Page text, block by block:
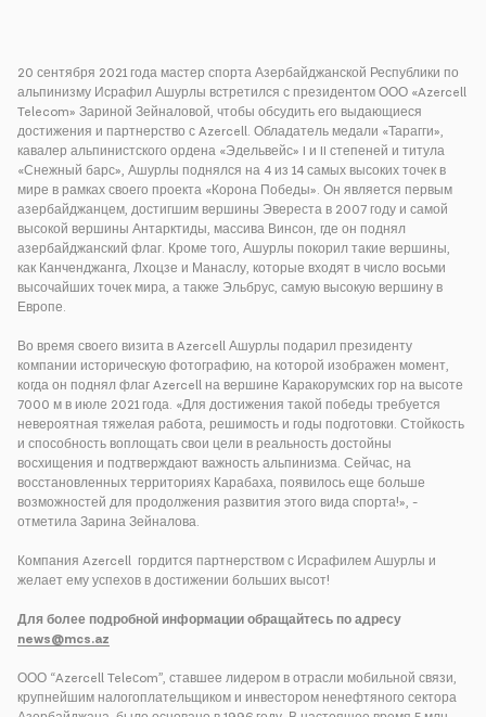
20 сентября 2021 года мастер спорта Азербайджанской Республики по
альпинизму Исрафил Ашурлы встретился с президентом ООО «Azercell
Telecom» Зариной Зейналовой, чтобы обсудить его выдающиеся
достижения и партнерство с Azercell. Обладатель медали «Тарагги»,
кавалер альпинистского ордена «Эдельвейс» I и II степеней и титула
«Снежный барс», Ашурлы поднялся на 4 из 14 самых высоких точек в
мире в рамках своего проекта «Корона Победы». Он является первым
азербайджанцем, достигшим вершины Эвереста в 2007 году и самой
высокой вершины Антарктиды, массива Винсон, где он поднял
азербайджанский флаг. Кроме того, Ашурлы покорил такие вершины,
как Канченджанга, Лхоцзе и Манаслу, которые входят в число восьми
высочайших точек мира, а также Эльбрус, самую высокую вершину в
Европе.
Во время своего визита в Azercell Ашурлы подарил президенту
компании историческую фотографию, на которой изображен момент,
когда он поднял флаг Azercell на вершине Каракорумских гор на высоте
7000 м в июле 2021 года. «Для достижения такой победы требуется
невероятная тяжелая работа, решимость и годы подготовки. Стойкость
и способность воплощать свои цели в реальность достойны
восхищения и подтверждают важность альпинизма. Сейчас, на
восстановленных территориях Карабаха, появилось еще больше
возможностей для продолжения развития этого вида спорта!», -
отметила Зарина Зейналова.
Компания Azercell гордится партнерством с Исрафилем Ашурлы и
желает ему успехов в достижении больших высот!
Для более подробной информации обращайтесь по адресу
news@mcs.az
ООО “Azercell Teleсom”, ставшее лидером в отрасли мобильной связи,
крупнейшим налогоплательщиком и инвестором ненефтяного сектора